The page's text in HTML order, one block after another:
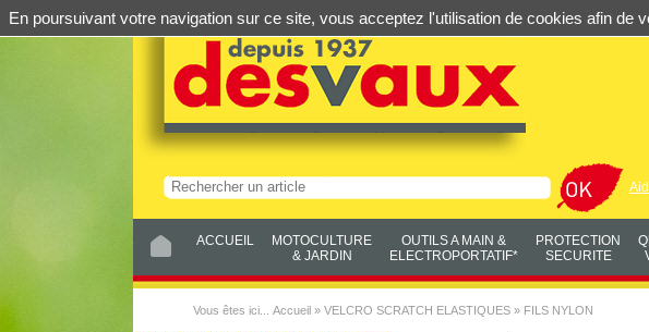
ACCUEIL
MOTOCULTURE
& JARDIN
OUTILS A MAIN &
ELECTROPORTATIF*
PROTECTION
SECURITE
Vous êtes ici... Accueil » VELCRO SCRATCH ELASTIQUES » FILS NYLON
En poursuivant votre navigation sur ce site, vous acceptez l'utilisation de cookies afin